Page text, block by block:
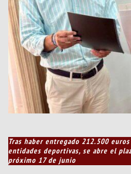
Tras haber entregado 212.500
entidades deportivas, se abre el
próximo 17 de junio